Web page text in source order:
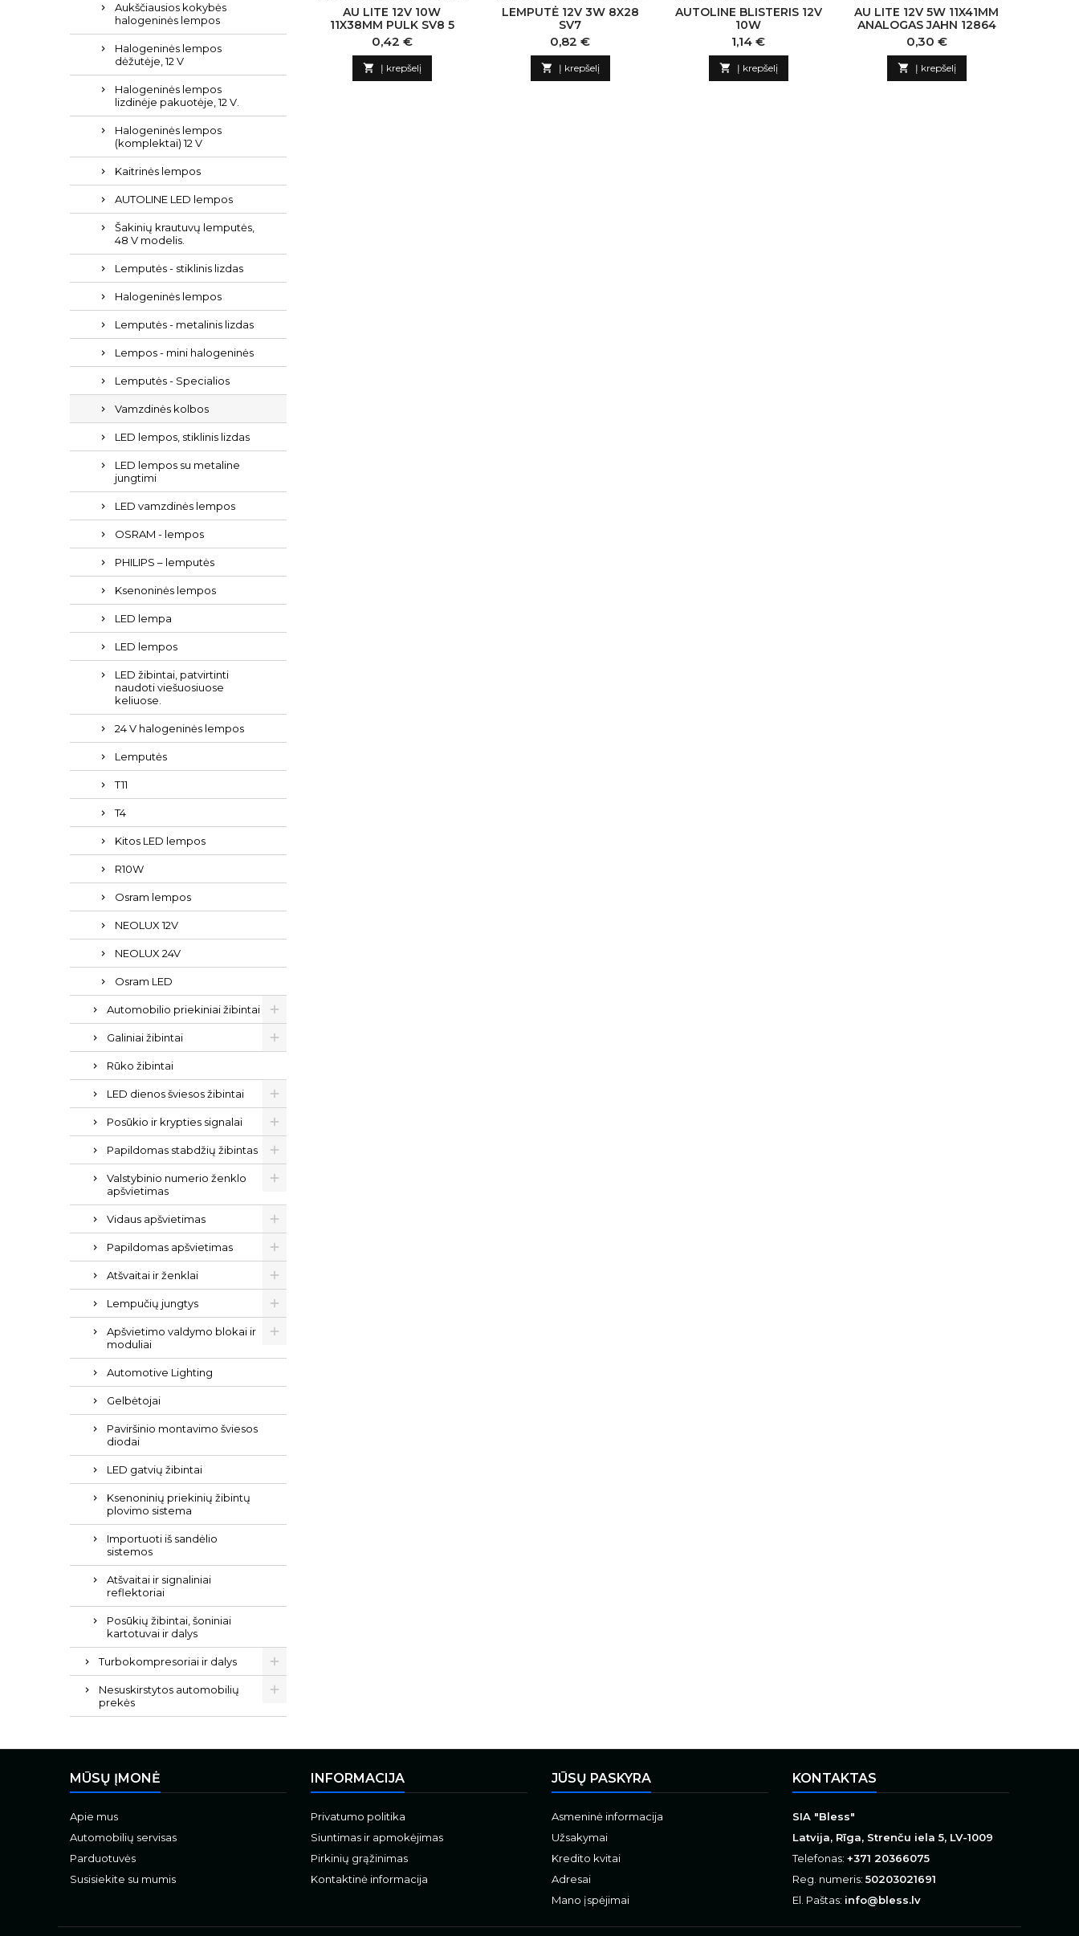
Aukščiausios kokybės
halogeninės lempos
Halogeninės lempos
dėžutėje, 12 V
Halogeninės lempos
lizdinėje pakuotėje, 12 V.
Halogeninės lempos
(komplektai) 12 V
Kaitrinės lempos
AUTOLINE LED lempos
Šakinių krautuvų lemputės,
48 ​​V modelis.
Lemputės - stiklinis lizdas
Halogeninės lempos
Lemputės - metalinis lizdas
Lempos - mini halogeninės
Lemputės - Specialios
Vamzdinės kolbos
LED lempos, stiklinis lizdas
LED lempos su metaline
jungtimi
LED vamzdinės lempos
OSRAM - lempos
PHILIPS – lemputės
Ksenoninės lempos
LED lempa
LED lempos
LED žibintai, patvirtinti
naudoti viešuosiuose
keliuose.
24 V halogeninės lempos
Lemputės
T11
T4
Kitos LED lempos
R10W
Osram lempos
NEOLUX 12V
NEOLUX 24V
Osram LED
Automobilio priekiniai žibintai
Galiniai žibintai
Rūko žibintai
LED dienos šviesos žibintai
Posūkio ir krypties signalai
Papildomas stabdžių žibintas
Valstybinio numerio ženklo
apšvietimas
Vidaus apšvietimas
Papildomas apšvietimas
Atšvaitai ir ženklai
Lempučių jungtys
Apšvietimo valdymo blokai ir
moduliai
Automotive Lighting
Gelbėtojai
Paviršinio montavimo šviesos
diodai
LED gatvių žibintai
Ksenoninių priekinių žibintų
plovimo sistema
Importuoti iš sandėlio
sistemos
Atšvaitai ir signaliniai
reflektoriai
Posūkių žibintai, šoniniai
kartotuvai ir dalys
Turbokompresoriai ir dalys
Nesuskirstytos automobilių
prekės
AU LITE 12V 10W
11X38MM PULK SV8 5
Kaina
0,42 €
 Į krepšelį
LEMPUTĖ 12V 3W 8X28
SV7
Kaina
0,82 €
 Į krepšelį
AUTOLINE BLISTERIS 12V
10W
Kaina
1,14 €
 Į krepšelį
AU LITE 12V 5W 11X41MM
ANALOGAS JAHN 12864
Kaina
0,30 €
 Į krepšelį
MŪSŲ ĮMONĖ
Apie mus
Automobilių servisas
Parduotuvės
Susisiekite su mumis
INFORMACIJA
Privatumo politika
Siuntimas ir apmokėjimas
Pirkinių grąžinimas
Kontaktinė informacija
JŪSŲ PASKYRA
Asmeninė informacija
Užsakymai
Kredito kvitai
Adresai
Mano įspėjimai
KONTAKTAS
SIA "Bless"
Latvija, Rīga, Strenču iela 5, LV-1009
Telefonas: +371 20366075
Reg. numeris:50203021691
El. Paštas: info@bless.lv